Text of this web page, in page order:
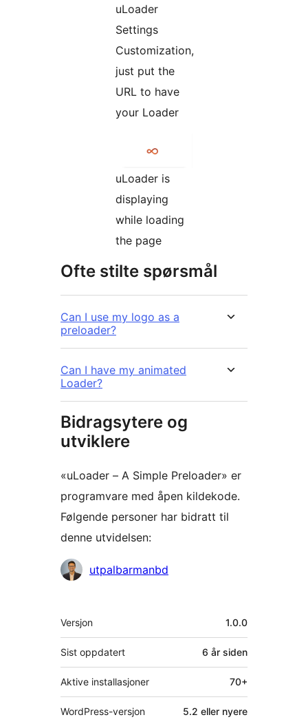
uLoader
Settings
Customization,
just put the
URL to have
your Loader
uLoader is
displaying
while loading
the page
Ofte stilte spørsmål
Can I use my logo as a
preloader?
Can I have my animated
Loader?
Bidragsytere og
utviklere
«uLoader – A Simple Preloader» er
programvare med åpen kildekode.
Følgende personer har bidratt til
denne utvidelsen:
Bidragsytere
utpalbarmanbd
Meta
Versjon 1.0.0
Sist oppdatert 6 år siden
Aktive installasjoner 70+
WordPress-versjon 5.2 eller nyere